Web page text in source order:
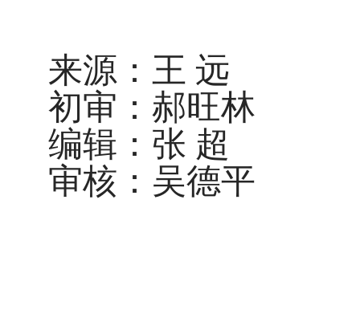
来源： 王 远
初审：郝旺林
编辑：张 超
审核：吴德平